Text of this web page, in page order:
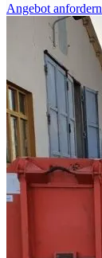
Angebot anfordern